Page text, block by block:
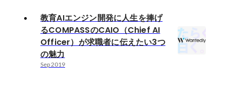
教育AIエンジン開発に人生を捧げ
るCOMPASSのCAIO（Chief AI
Officer）が求職者に伝えたい3つ
の魅力
Sep 2019